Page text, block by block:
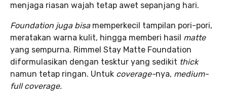
menjaga riasan wajah tetap awet sepanjang hari.
Foundation juga bisa memperkecil tampilan pori-pori,
meratakan warna kulit, hingga memberi hasil matte
yang sempurna. Rimmel Stay Matte Foundation
diformulasikan dengan tesktur yang sedikit thick
namun tetap ringan. Untuk coverage-nya, medium-
full coverage.